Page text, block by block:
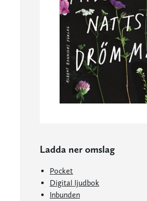
Ladda ner omslag
Pocket
Digital ljudbok
Inbunden